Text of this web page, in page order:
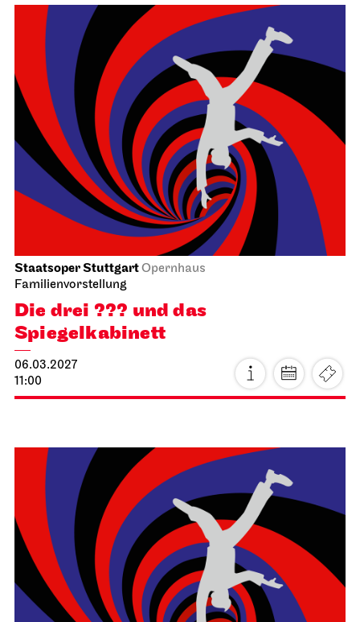
Staatsoper Stuttgart Opernhaus
La Cenerentola
16.02.2027
Schauspiel Stuttgart Schauspielhaus
Die Drei­groschen­oper